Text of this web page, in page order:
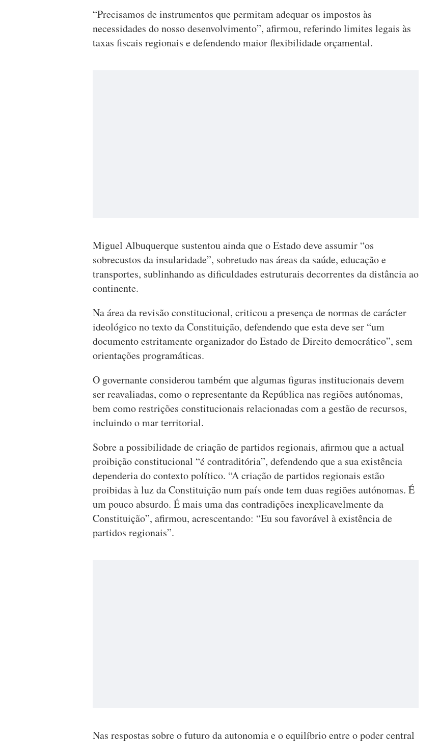
“Precisamos de instrumentos que permitam adequar os impostos às
necessidades do nosso desenvolvimento”, afirmou, referindo limites legais às
taxas fiscais regionais e defendendo maior flexibilidade orçamental.
Miguel Albuquerque sustentou ainda que o Estado deve assumir “os
sobrecustos da insularidade”, sobretudo nas áreas da saúde, educação e
transportes, sublinhando as dificuldades estruturais decorrentes da distância ao
continente.
Na área da revisão constitucional, criticou a presença de normas de carácter
ideológico no texto da Constituição, defendendo que esta deve ser “um
documento estritamente organizador do Estado de Direito democrático”, sem
orientações programáticas.
O governante considerou também que algumas figuras institucionais devem
ser reavaliadas, como o representante da República nas regiões autónomas,
bem como restrições constitucionais relacionadas com a gestão de recursos,
incluindo o mar territorial.
Sobre a possibilidade de criação de partidos regionais, afirmou que a actual
proibição constitucional “é contraditória”, defendendo que a sua existência
dependeria do contexto político. “A criação de partidos regionais estão
proibidas à luz da Constituição num país onde tem duas regiões autónomas. É
um pouco absurdo. É mais uma das contradições inexplicavelmente da
Constituição”, afirmou, acrescentando: “Eu sou favorável à existência de
partidos regionais”.
Nas respostas sobre o futuro da autonomia e o equilíbrio entre o poder central